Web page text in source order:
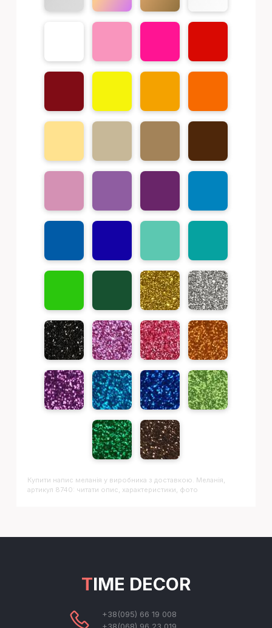
Купити напис Меланія у виробника з доставкою. Меланія,
артикул 8740: читати опис, характеристики, фото
TIME DECOR
+38(095) 66 19 008